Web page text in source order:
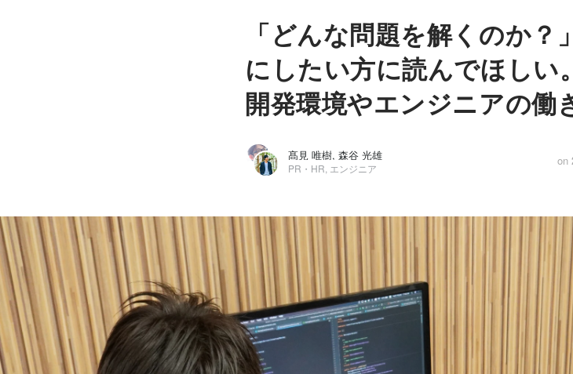
「どんな問題を解くのか
にしたい方に読んでほしい
開発環境やエンジニアの働
髙見 唯樹, 森谷 光雄
PR・HR, エンジニア
on